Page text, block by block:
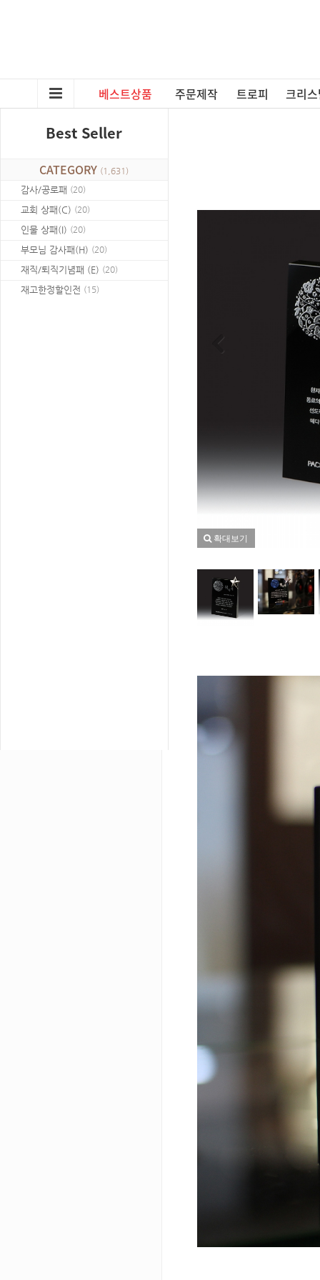
베스트상품 주문제작 트로피 크리
Best Seller
CATEGORY (1,631)
감사/공로패 (20)
교회 상패(C) (20)
인물 상패(I) (20)
부모님 감사패(H) (20)
재직/퇴직기념패 (E) (20)
재고한정할인전 (15)